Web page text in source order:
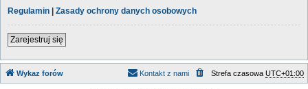
Regulamin | Zasady ochrony danych osobowych
Zarejestruj się
Wykaz forów Strefa czasowa UTC+01:00
Kontakt z nami